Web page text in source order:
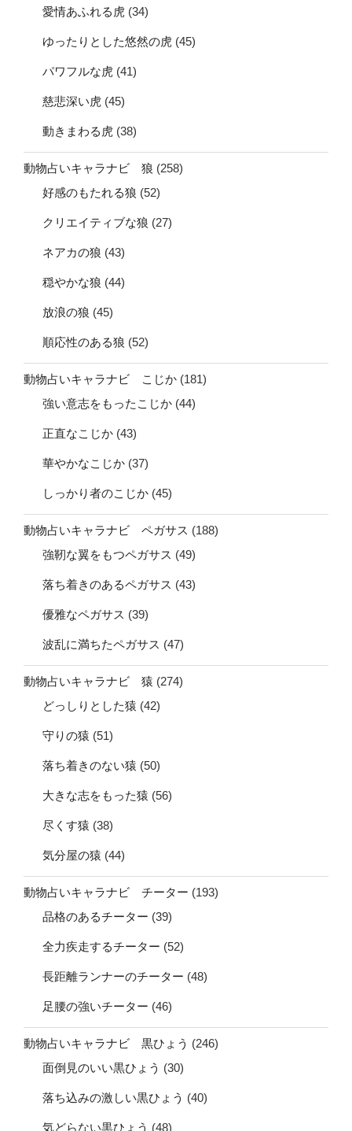
愛情あふれる虎 (34)
ゆったりとした悠然の虎 (45)
パワフルな虎 (41)
慈悲深い虎 (45)
動きまわる虎 (38)
動物占いキャラナビ 狼 (258)
好感のもたれる狼 (52)
クリエイティブな狼 (27)
ネアカの狼 (43)
穏やかな狼 (44)
放浪の狼 (45)
順応性のある狼 (52)
動物占いキャラナビ こじか (181)
強い意志をもったこじか (44)
正直なこじか (43)
華やかなこじか (37)
しっかり者のこじか (45)
動物占いキャラナビ ペガサス (188)
強靭な翼をもつペガサス (49)
落ち着きのあるペガサス (43)
優雅なペガサス (39)
波乱に満ちたペガサス (47)
動物占いキャラナビ 猿 (274)
どっしりとした猿 (42)
守りの猿 (51)
落ち着きのない猿 (50)
大きな志をもった猿 (56)
尽くす猿 (38)
気分屋の猿 (44)
動物占いキャラナビ チーター (193)
品格のあるチーター (39)
全力疾走するチーター (52)
長距離ランナーのチーター (48)
足腰の強いチーター (46)
動物占いキャラナビ 黒ひょう (246)
面倒見のいい黒ひょう (30)
落ち込みの激しい黒ひょう (40)
気どらない黒ひょう (48)